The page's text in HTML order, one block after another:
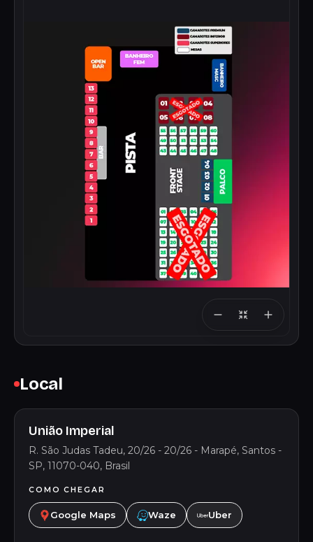
Local
União Imperial
R. São Judas Tadeu, 20/26 - 20/26 - Marapé, Santos -
SP, 11070-040, Brasil
COMO CHEGAR
Google Maps Waze Uber